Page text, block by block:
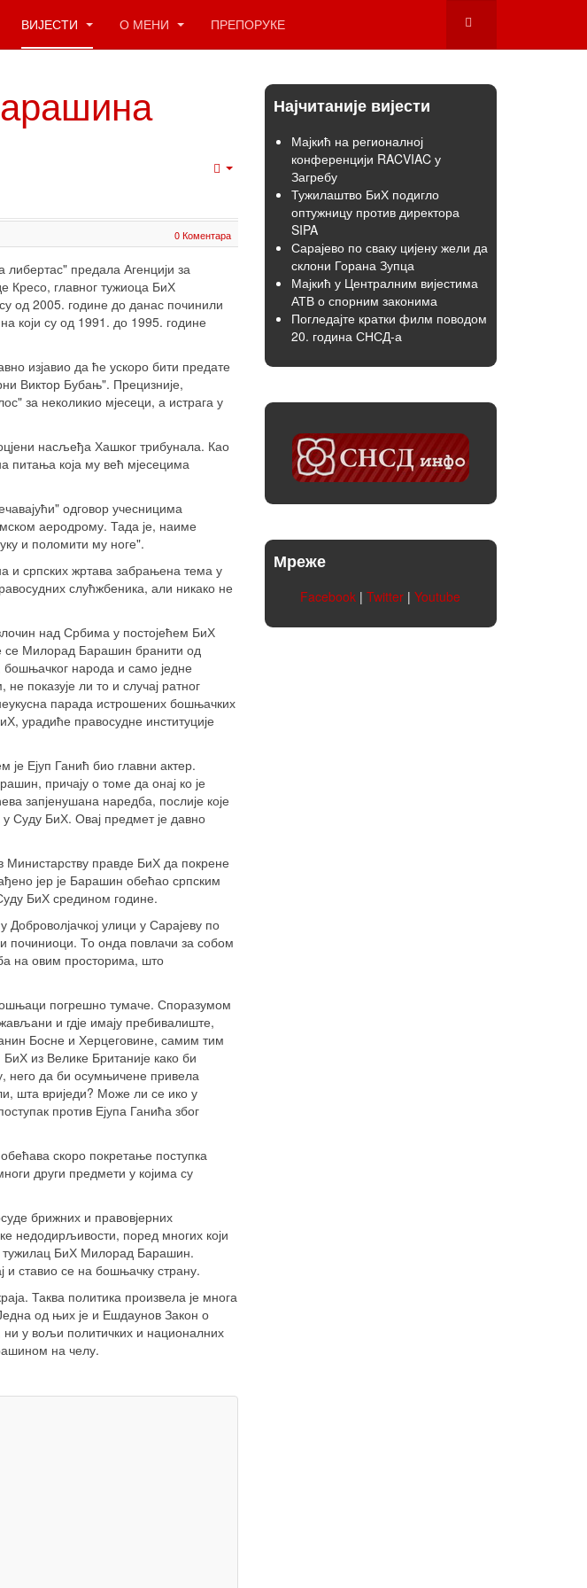
ВИЈЕСТИ О МЕНИ ПРЕПОРУКЕ
0 Коментара
либертас" предала Агенцији за
Кресо, главног тужиоца БиХ
од 2005. године до данас починили
који су од 1991. до 1995. године
изјавио да ће ускоро бити предате
Виктор Бубањ". Прецизније,
за неколикио мјесеци, а истрага у
насљеђа Хашког трибунала. Као
питања која му већ мјесецима
одговор учесницима
аеродрому. Тада је, наиме
и поломити му ноге".
и српских жртава забрањена тема у
слућжбеника, али никако не
над Србима у постојећем БиХ
се Милорад Барашин бранити од
бошњачког народа и само једне
показује ли то и случај ратног
парада истрошених бошњачких
урадиће правосудне институције
Ејуп Ганић био главни актер.
причају о томе да онај ко је
запјенушана наредба, послије које
Суду БиХ. Овај предмет је давно
Министарству правде БиХ да покрене
јер је Барашин обећао српским
БиХ средином године.
Доброволјачкој улици у Сарајеву по
починиоци. То онда повлачи за собом
на овим просторима, што
погрешно тумаче. Споразумом
и гдје имају пребивалиште,
Босне и Херцеговине, самим тим
из Велике Британије како би
него да би осумњичене привела
шта вриједи? Може ли се ико у
против Ејупа Ганића због
скоро покретање поступка
други предмети у којима су
брижних и правовјерних
недодирљивости, поред многих који
тужилац БиХ Милорад Барашин.
и ставио се на бошњачку страну.
Таква политика произвела је многа
од њих је и Ешдаунов Закон о
ни у вољи политичких и националних
на челу.
Најчитаније вијести
Мајкић на регионалној
конференцији RACVIAC у
Загребу
Тужилаштво БиХ подигло
оптужницу против директора
SIPA
Сарајево по сваку цијену жели да
склони Горана Зупца
Мајкић у Централним вијестима
АТВ о спорним законима
Погледајте кратки филм поводом
20. година СНСД-а
Мреже
Facebook |Twitter |Youtube